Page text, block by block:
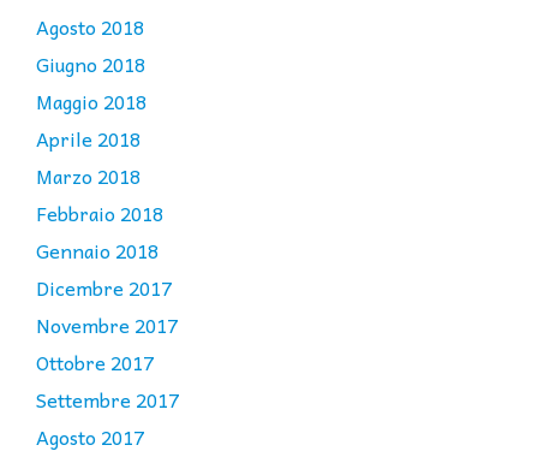
Agosto 2018
Giugno 2018
Maggio 2018
Aprile 2018
Marzo 2018
Febbraio 2018
Gennaio 2018
Dicembre 2017
Novembre 2017
Ottobre 2017
Settembre 2017
Agosto 2017